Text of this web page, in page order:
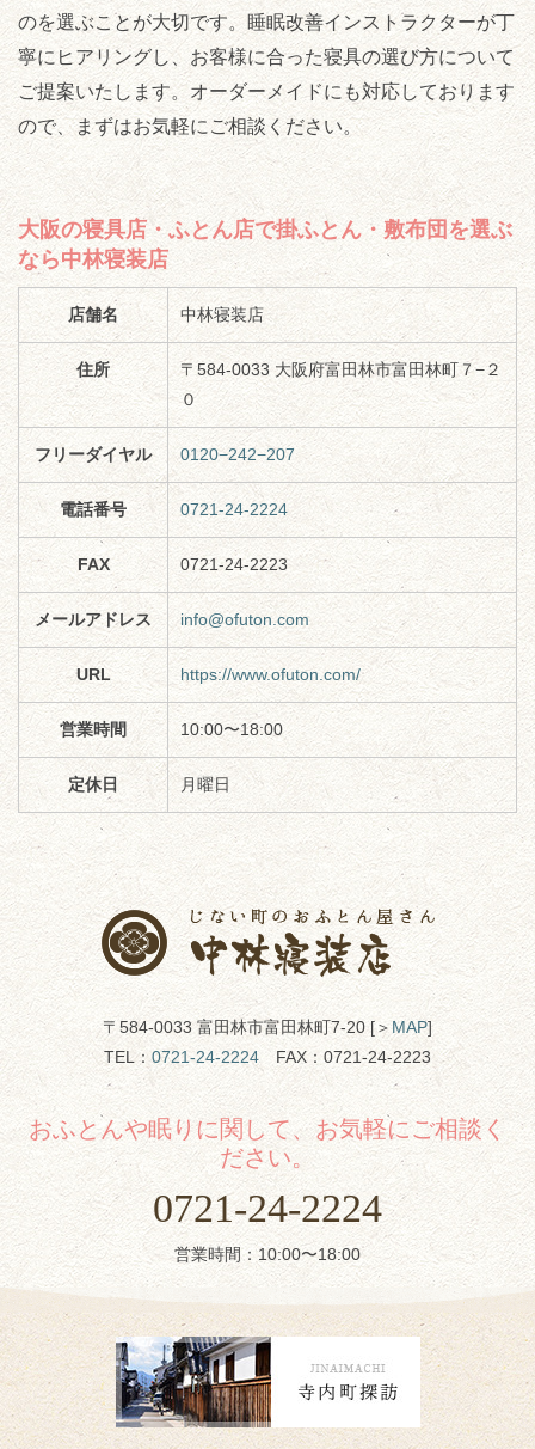
のを選ぶことが大切です。睡眠改善インストラクターが丁
寧にヒアリングし、お客様に合った寝具の選び方について
ご提案いたします。オーダーメイドにも対応しております
ので、まずはお気軽にご相談ください。
大阪の寝具店・ふとん店で掛ふとん・敷布団を選ぶ
なら中林寝装店
店舗名 中林寝装店
住所
〒584-0033 大阪府富田林市富田林町７−２
０
フリーダイヤル 0120−242−207
電話番号 0721-24-2224
FAX 0721-24-2223
メールアドレス info@ofuton.com
URL https://www.ofuton.com/
営業時間 10:00〜18:00
定休日 月曜日
〒584-0033 富田林市富田林町7-20 [＞ MAP]
TEL： 0721-24-2224FAX：0721-24-2223
おふとんや眠りに関して、お気軽にご相談く
ださい。
0721-24-2224
営業時間：10:00〜18:00